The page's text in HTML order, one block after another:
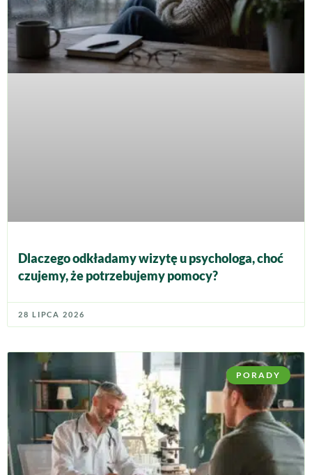
Dlaczego odkładamy wizytę u psychologa, choć
czujemy, że potrzebujemy pomocy?
28 LIPCA 2026
PORADY